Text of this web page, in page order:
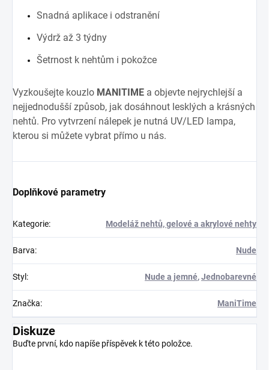
Snadná aplikace i odstranění
Výdrž až 3 týdny
Šetrnost k nehtům i pokožce
Vyzkoušejte kouzlo MANITIME a objevte nejrychlejší a
nejjednodušší způsob, jak dosáhnout lesklých a krásných
nehtů. Pro vytvrzení nálepek je nutná UV/LED lampa,
kterou si můžete vybrat přímo u nás.
Doplňkové parametry
Kategorie: Modeláž nehtů, gelové a akrylové nehty
Barva: Nude
Styl : Nude a jemné,Jednobarevné
Značka: ManiTime
Diskuze
Buďte první, kdo napíše příspěvek k této položce.